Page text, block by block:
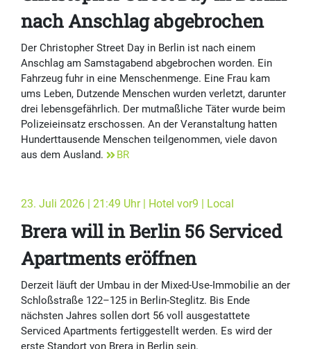
nach Anschlag abgebrochen
Der Christopher Street Day in Berlin ist nach einem
Anschlag am Samstagabend abgebrochen worden. Ein
Fahrzeug fuhr in eine Menschenmenge. Eine Frau kam
ums Leben, Dutzende Menschen wurden verletzt, darunter
drei lebensgefährlich. Der mutmaßliche Täter wurde beim
Polizeieinsatz erschossen. An der Veranstaltung hatten
Hunderttausende Menschen teilgenommen, viele davon
aus dem Ausland.
BR
23. Juli 2026 | 21:49 Uhr | Hotel vor9 | Local
Brera will in Berlin 56 Serviced
Apartments eröffnen
Derzeit läuft der Umbau in der Mixed-Use-Immobilie an der
Schloßstraße 122–125 in Berlin-Steglitz. Bis Ende
nächsten Jahres sollen dort 56 voll ausgestattete
Serviced Apartments fertiggestellt werden. Es wird der